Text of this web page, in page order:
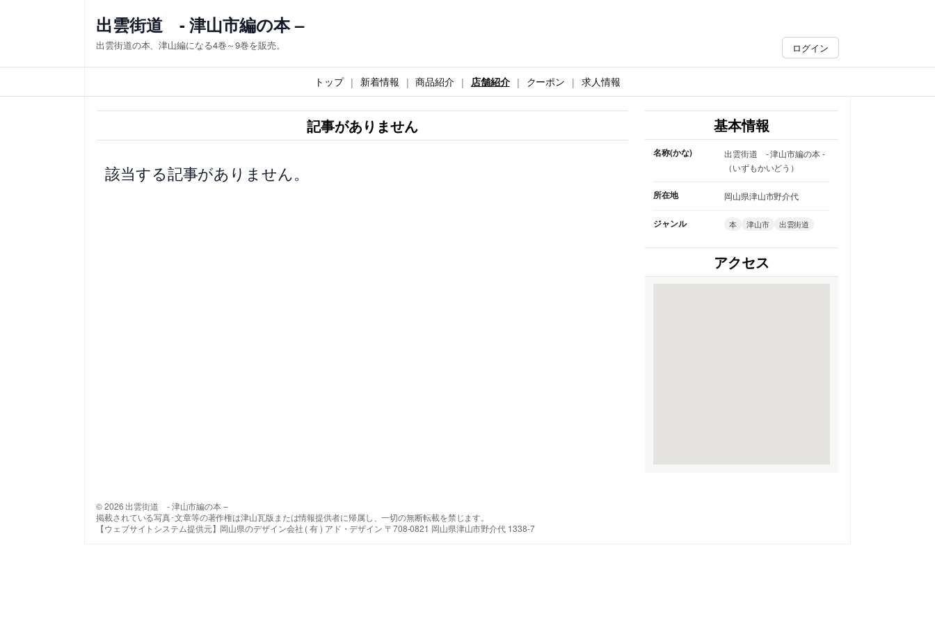
ス
キ
出雲街道 - 津山市編の本 –
出雲街道の本、津山編になる4巻～9巻を販売。 ログイン
トップ 新着情報 商品紹介 店舗紹介 クーポン 求人情報
記事がありません
該当する記事がありません。
基本情報
名称(かな)
出雲街道 - 津山市編の本 -
（いずもかいどう）
所在地 岡山県津山市野介代
ジャンル 本 津山市 出雲街道
アクセス
© 2026 出雲街道 - 津山市編の本 –
掲載されている写真･文章等の著作権は津山瓦版または情報提供者に帰属し、一切の無断転載を禁じます。
【ウェブサイトシステム提供元】岡山県のデザイン会社 ( 有 ) アド・デザイン 〒708-0821 岡山県津山市野介代 1338-7